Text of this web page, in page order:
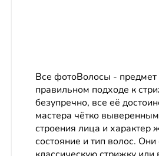
Все фотоВолосы -
правильном подходе к
безупречно, все её
мастера чётко
строения лица и
состояние и тип волос.